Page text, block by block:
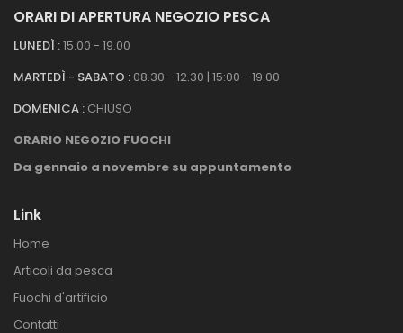
ORARI DI APERTURA NEGOZIO PESCA
LUNEDÌ :15.00 - 19.00
MARTEDÌ - SABATO : 08.30 - 12.30 | 15:00 - 19:00
DOMENICA : CHIUSO
ORARIO NEGOZIO FUOCHI
Da gennaio a novembre su appuntamento
Link
Home
Articoli da pesca
Fuochi d'artificio
Contatti